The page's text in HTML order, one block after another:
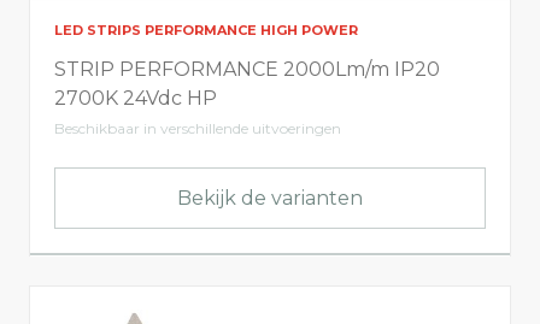
LED STRIPS PERFORMANCE HIGH POWER
STRIP PERFORMANCE 2000Lm/m IP20
2700K 24Vdc HP
Beschikbaar in verschillende uitvoeringen
Bekijk de varianten